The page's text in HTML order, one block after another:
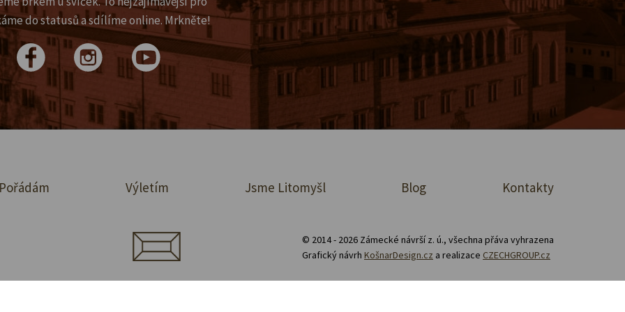
do statusů a sdílíme online. Mrkněte!
Pořádám Výletím Jsme Litomyšl Blog Kontakty
© 2014 - 2026 Zámecké návrší z. ú., všechna přáva vyhrazena
Grafický návrh KošnarDesign.cz a realizace CZECHGROUP.cz